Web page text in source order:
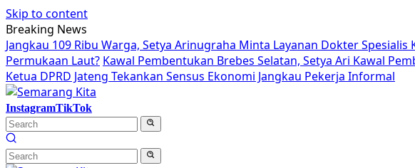
Skip to content
Breaking News
Jangkau 109 Ribu Warga, Setya Arinugraha Minta Layanan Dokter
Permukaan Laut? Kawal Pembentukan Brebes Selatan, Setya Ari Kawal
Ketua DPRD Jateng Tekankan Sensus Ekonomi Jangkau Pekerja Informal
InstagramTikTok